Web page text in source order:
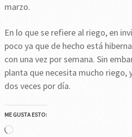
marzo.
En lo que se refiere al riego, en
poco ya que de hecho está
con una vez por semana. Sin
planta que necesita mucho riego,
dos veces por día.
ME GUSTA ESTO:
Cargando...